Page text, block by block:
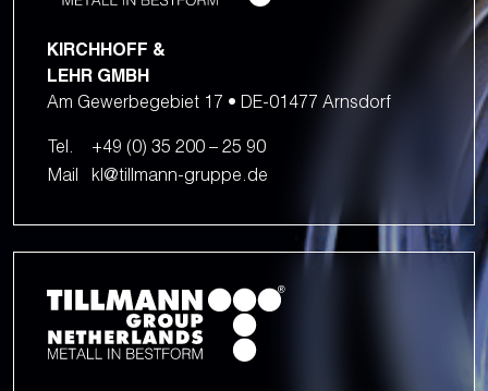
KIRCHHOFF &
LEHR GMBH
Am Gewerbegebiet 17 • DE-01477 Arnsdorf
Tel.
+49 (0) 35 200 – 25 90
Mail
kl@tillmann-gruppe.de